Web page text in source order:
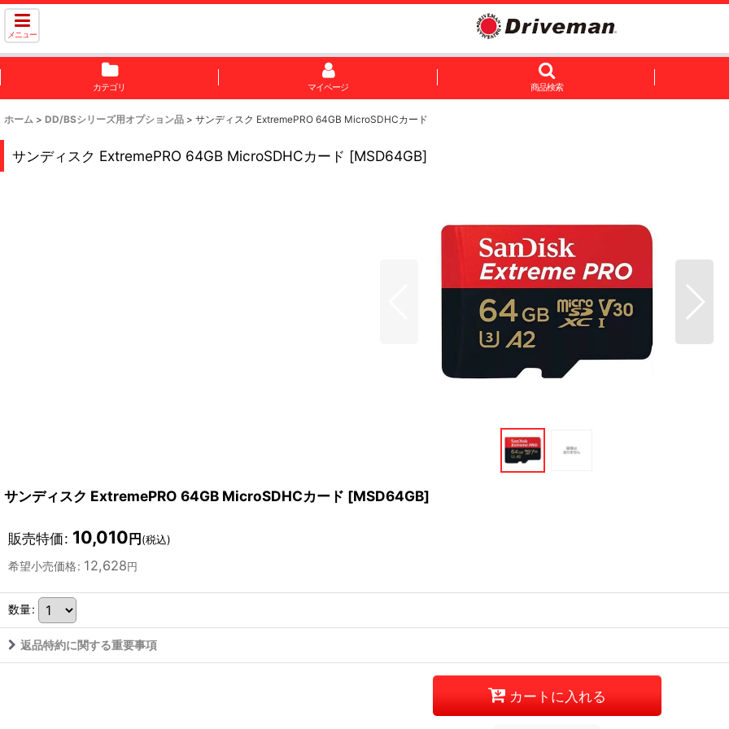
メニュー
カテゴリ マイページ 商品検索
ホーム > DD/BSシリーズ用オプション品 > サンディスク ExtremePRO 64GB MicroSDHCカード
サンディスク ExtremePRO 64GB MicroSDHCカード [MSD64GB]
サンディスク ExtremePRO 64GB MicroSDHCカード [MSD64GB]
販売特価: 10,010 円 (税込)
希望小売価格: 12,628 円
数量:
返品特約に関する重要事項
カートに入れる